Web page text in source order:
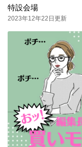
特設会場
2023年12年22日更新